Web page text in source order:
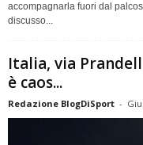
accompagnarla fuori dal
discusso...
Italia, via
è caos...
Redazione BlogDiSport -